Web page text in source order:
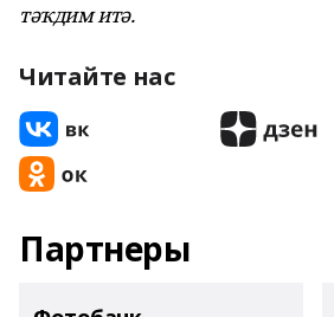
тәҡдим итә.
Читайте нас
Партнеры